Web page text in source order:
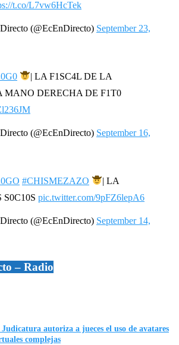
t.co/L7vw6HcTek
(@EcEnDirecto) September 23,
| LA F1SC4L DE LA
MANO DERECHA DE F1T0
(@EcEnDirecto) September 16,
#CHISMEZAZO
| LA
S0C10S pic.twitter.com/9pFZ6lepA6
(@EcEnDirecto) September 14,
– Radio
autoriza a jueces el uso de avatares
complejas